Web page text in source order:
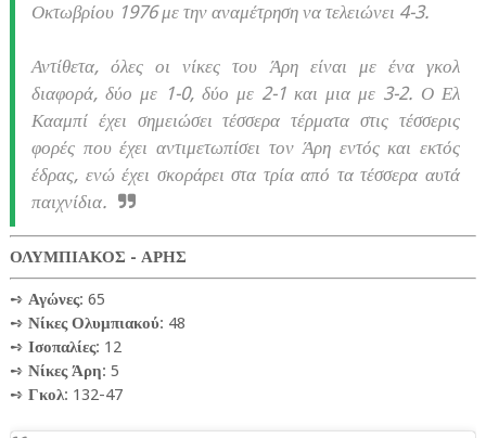
Οκτωβρίου 1976 με την αναμέτρηση να τελειώνει 4-3.
Αντίθετα, όλες οι νίκες του Άρη είναι με ένα γκολ
διαφορά, δύο με 1-0, δύο με 2-1 και μια με 3-2. Ο Ελ
Κααμπί έχει σημειώσει τέσσερα τέρματα στις τέσσερις
φορές που έχει αντιμετωπίσει τον Άρη εντός και εκτός
έδρας, ενώ έχει σκοράρει στα τρία από τα τέσσερα αυτά
παιχνίδια.
ΟΛΥΜΠΙΑΚΟΣ - ΑΡΗΣ
➺ Αγώνες: 65
➺ Νίκες Ολυμπιακού: 48
➺ Ισοπαλίες: 12
➺ Νίκες Άρη: 5
➺ Γκολ: 132-47